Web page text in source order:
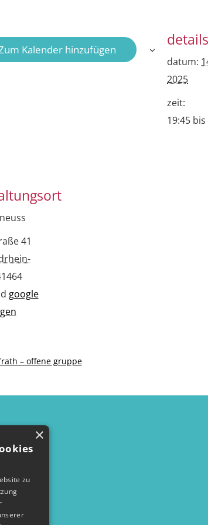
Kalender hinzufügen
details
datum:
2025
zeit:
19:45
41
google
– offene gruppe
×
zu